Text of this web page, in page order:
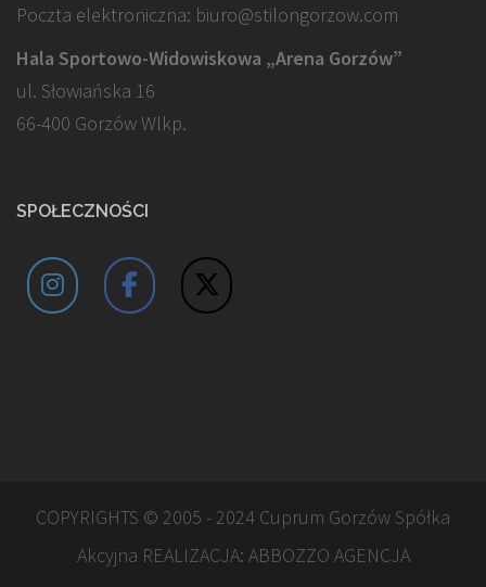
Poczta elektroniczna: biuro@stilongorzow.com
Hala Sportowo-Widowiskowa „Arena Gorzów”
ul. Słowiańska 16
66-400 Gorzów Wlkp.
SPOŁECZNOŚCI
COPYRIGHTS © 2005 - 2024 Cuprum Gorzów Spółka
Akcyjna REALIZACJA: ABBOZZO AGENCJA